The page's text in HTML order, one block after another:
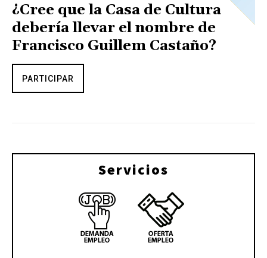
¿Cree que la Casa de Cultura
debería llevar el nombre de
Francisco Guillem Castaño?
PARTICIPAR
Servicios